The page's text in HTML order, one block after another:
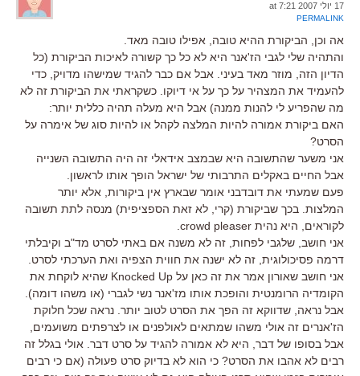
17 יולי 2007 at 7:21
PERMALINK
אה וכן, הביקורת ההיא טובה, אפילו טובה מאד.
והתהיה שלי לגבי הז'אנר היא לא כל כך קשורה לאיכות הביקורת (כל
הדיון הזה, מוזר מאד בעיני. אבל אם כבר להגיד שמישהו מדויק, כדי
להעמיד את המצהיר על כך על אי דיוקו. כשקראתי את הביקורת זה לא
מה שהפריע לי להנות ממנה) אבל היא מעלה תהיה כללית יותר:
האם ביקורת אמורה להיות המלצה לקהל או להיות סוג של אימרה על
הסרט?
אני משער שהתשובה היא שבמצב אידאלי זה היה התשובה השנייה
אבל החיים באקלים התרבותי של ישראל הופך אותו לראשון.
פעם שמעתי את דובדבני אומר שבארץ אין ביקורות, אלא יותר
המלצות. בכך שביקורת (קרי, לא זאת הספציפית) מנסה לתת תשובה
לקוראים, היא נהית crowd pleaser.
אני חושב, שלגבי לפחות, זה לא משנה אם באתי לסרט מד"ב וקיבלתי
דרמה פסיכולוגית, זה לא ישנה את חווית הצפיה ואת הערכתי לסרט.
אני חושב שאורון אמר את זה כאן על Knocked Up שהיא לוקחת את
הקומדיה הרומנטית והופכת אותו מז'אנר נשי לגברי (או משהו דומה).
אבל נראה, שדווקא זה הפך את הסרט לטוב יותר. נראה שכל חלוקת
הז'אנרים זה אולי משהו שמתאים לאולפנים או לצרפתים משועמים,
אבל בסופו של דבר, היא לא אמורה להגיד על סרט דבר. אולי בגלל זה
רבים לא אהבו את הסרט? כי הוא לא בדיוק סרט פעולה (אם כי רבים